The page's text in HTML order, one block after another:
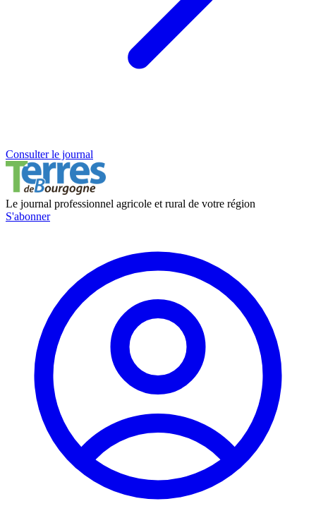
Consulter le journal
Le journal professionnel agricole et rural de votre région
S'abonner